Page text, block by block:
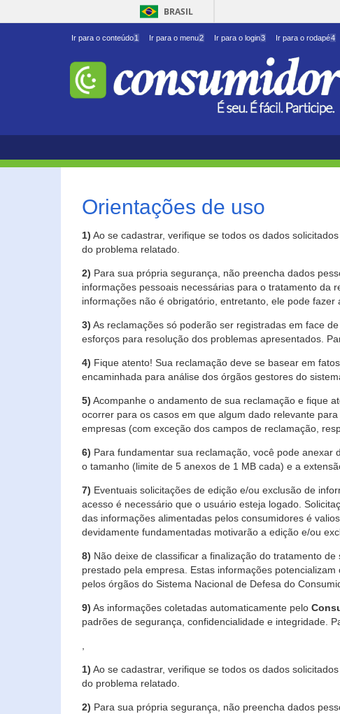
BRASIL
Ir para o conteúdo1 Ir para o menu2 Ir para o login3 Ir para o rodapé4
Orientações de uso
1) Ao se cadastrar, verifique se todos os dados
do problema relatado.
2) Para sua própria segurança, não preencha dados
informações pessoais necessárias para o tratamento da
informações não é obrigatório, entretanto, ele pode
3) As reclamações só poderão ser registradas em face
esforços para resolução dos problemas apresentados.
4) Fique atento! Sua reclamação deve se basear em
encaminhada para análise dos órgãos gestores do
5) Acompanhe o andamento de sua reclamação e fique
ocorrer para os casos em que algum dado relevante
empresas (com exceção dos campos de reclamação,
6) Para fundamentar sua reclamação, você pode
o tamanho (limite de 5 anexos de 1 MB cada) e a
7) Eventuais solicitações de edição e/ou exclusão de
acesso é necessário que o usuário esteja logado.
das informações alimentadas pelos consumidores é
devidamente fundamentadas motivarão a edição e/ou
8) Não deixe de classificar a finalização do tratamento de
prestado pela empresa. Estas informações
pelos órgãos do Sistema Nacional de Defesa do
9) As informações coletadas automaticamente pelo
padrões de segurança, confidencialidade e integridade.
1) Ao se cadastrar, verifique se todos os dados
do problema relatado.
2) Para sua própria segurança, não preencha dados